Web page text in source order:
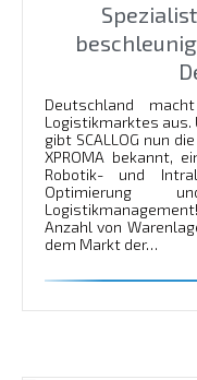
Deutschland
Logistikmarktes aus.
gibt SCALLOG nun
XPROMA bekannt,
Robotik- und
Optimierung
Anzahl von
dem Markt der…